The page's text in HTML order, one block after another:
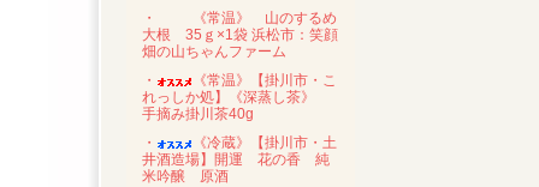
・
《常温》 山のするめ
大根 35ｇ×1袋 浜松市：笑顔
畑の山ちゃんファーム
・
《常温》【掛川市・こ
れっしか処】《深蒸し茶》
手摘み掛川茶40g
・
《冷蔵》【掛川市・土
井酒造場】開運 花の香 純
米吟醸 原酒